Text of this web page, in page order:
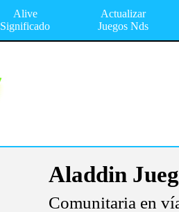
Alive
Significado
Actualizar
Juegos Nds
Aladdin
Comunitaria en